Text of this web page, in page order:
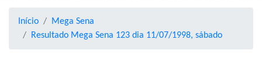
Início
Mega Sena
Resultado Mega Sena 123 dia 11/07/1998, sábado